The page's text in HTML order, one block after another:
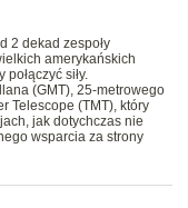
2 dekad zespoły
amerykańskich
siły.
(GMT), 25-metrowego
Telescope (TMT), który
jak dotychczas nie
wsparcia za strony